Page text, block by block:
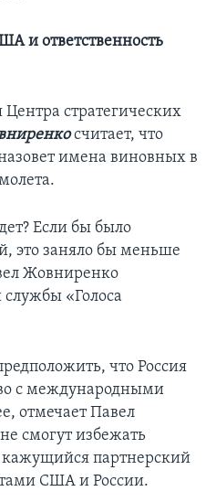
и ответственность
стратегических
считает, что
имена виновных в
Если бы было
это заняло бы меньше
Жовниренко
службы «Голоса
что Россия
с международными
отмечает Павел
смогут избежать
партнерский
США и России.